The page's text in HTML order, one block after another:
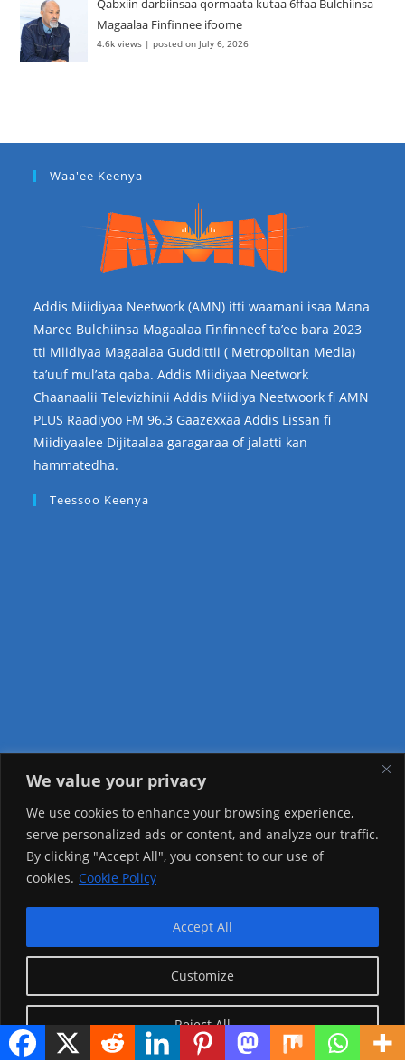
We value your privacy
We use cookies to enhance your browsing experience,
serve personalized ads or content, and analyze our traffic.
By clicking "Accept All", you consent to our use of
cookies. Cookie Policy
Customize
Reject All
Accept All
Qabxiin darbiinsaa qormaata kutaa 6ffaa Bulchiinsa
Magaalaa Finfinnee ifoome
4.6k views |posted on July 6, 2026
Waa'ee Keenya
Addis Miidiyaa Neetwork (AMN) itti waamani isaa Mana
Maree Bulchiinsa Magaalaa Finfinneef ta’ee bara 2023
tti Miidiyaa Magaalaa Guddittii ( Metropolitan Media)
ta’uuf mul’ata qaba. Addis Miidiyaa Neetwork
Chaanaalii Televizhinii Addis Miidiya Neetwoork fi AMN
PLUS Raadiyoo FM 96.3 Gaazexxaa Addis Lissan fi
Miidiyaalee Dijitaalaa garagaraa of jalatti kan
hammatedha.
Teessoo Keenya
Visitor Counter
Today: 1148
Yesterday: 2650
1222104